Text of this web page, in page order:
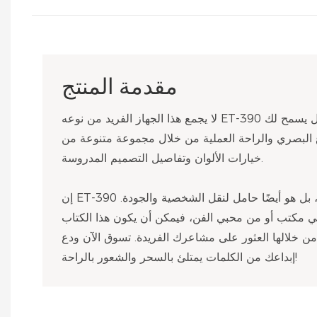
مقدمة المنتج
لا يجمع هذا الجهاز الفريد من نوعه ET-390 بين الجمال والراحة فحسب، بل يسمح لك
البصري والراحة العملية من خلال مجموعة متنوعة من
خيارات الألوان وتفاصيل التصميم المدروسة.
إن ET-390 ليس مجرد أداة عملية فحسب، بل هو أيضًا حامل لنقل الشخصية والجودة.
مكتب أو من محبي الفن، فيمكن أن يكون هذا الكتاب
من خلالها العثور على مشاعرك الفريدة. تسوق الآن ودع
إبداعك من الكلمات يمتلئ بالسحر والشعور بالراحة!